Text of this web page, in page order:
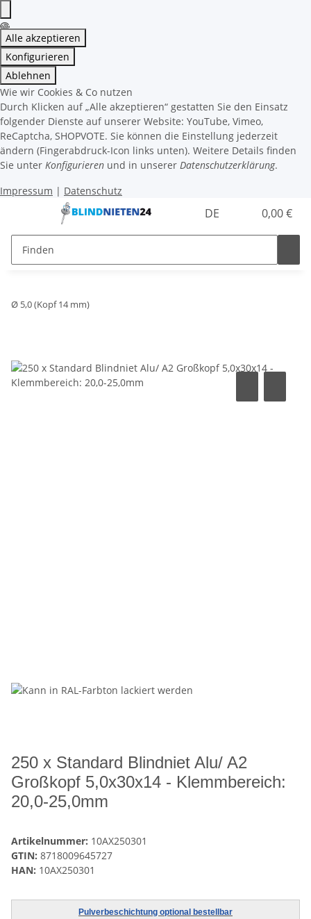
Alle akzeptieren
Konfigurieren
Ablehnen
Wie wir Cookies & Co nutzen
Durch Klicken auf „Alle akzeptieren“ gestatten Sie den Einsatz
folgender Dienste auf unserer Website: YouTube, Vimeo,
ReCaptcha, SHOPVOTE. Sie können die Einstellung jederzeit
ändern (Fingerabdruck-Icon links unten). Weitere Details finden
Sie unter Konfigurieren und in unserer Datenschutzerklärung.
Impressum | Datenschutz
DE 0,00 €
Ø 5,0 (Kopf 14 mm)
250 x Standard Blindniet Alu/ A2
Großkopf 5,0x30x14 - Klemmbereich:
20,0-25,0mm
Artikelnummer: 10AX250301
GTIN: 8718009645727
HAN: 10AX250301
Pulverbeschichtung optional bestellbar